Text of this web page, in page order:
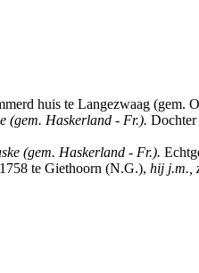
huis te Langezwaag (gem.
(gem. Haskerland - Fr.). Dochter
(gem. Haskerland - Fr.).
te Giethoorn (N.G.), hij j.m.,